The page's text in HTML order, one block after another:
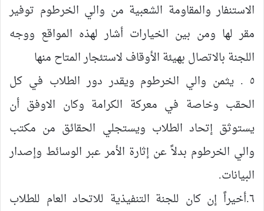
الاستنفار والمقاومة الشعبية من والي الخرطوم توفير
مقر لها ومن بين الخيارات أشار لهذه المواقع ووجه
اللجنة بالاتصال بهيئة الأوقاف لاستئجار المتاح منها
٥ . يثمن والي الخرطوم ويقدر دور الطلاب في كل
الحقب وخاصة في معركة الكرامة وكان الاوفق أن
يستوثق إتحاد الطلاب ويستجلي الحقائق من مكتب
والي الخرطوم بدلاً عن إثارة الأمر عبر الوسائط وإصدار
البيانات.
٦.أخيراً إن كان للجنة التنفيذية للاتحاد العام للطلاب